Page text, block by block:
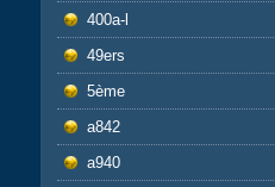
400a-l
49ers
5ème
a842
a940